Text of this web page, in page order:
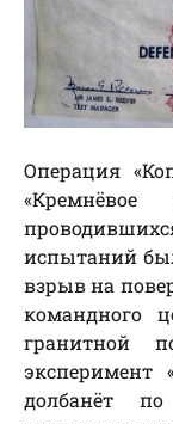
Операция
испытаний
взрыв на
командного
гранитной
эксперимент
долбанёт